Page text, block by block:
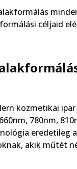
céljaid
kozmetikai
780nm,
eredetileg
akik műtét